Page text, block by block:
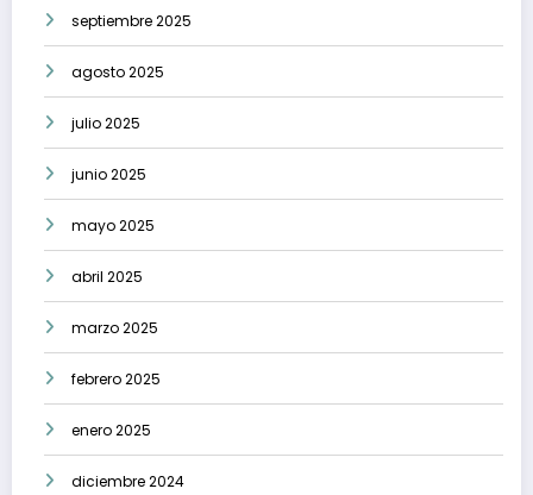
septiembre 2025
agosto 2025
julio 2025
junio 2025
mayo 2025
abril 2025
marzo 2025
febrero 2025
enero 2025
diciembre 2024